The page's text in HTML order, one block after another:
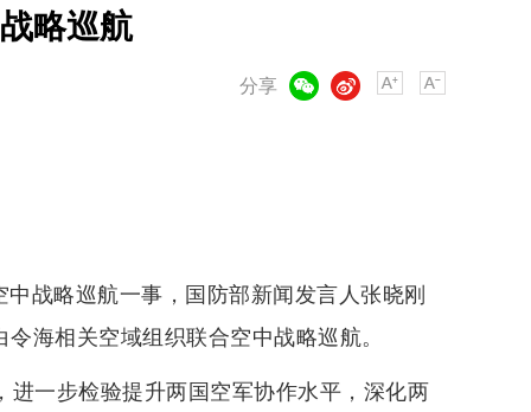
略巡航
分享
微博
战略巡航一事，国防部新闻发言人张晓刚
海相关空域组织联合空中战略巡航。
一步检验提升两国空军协作水平，深化两